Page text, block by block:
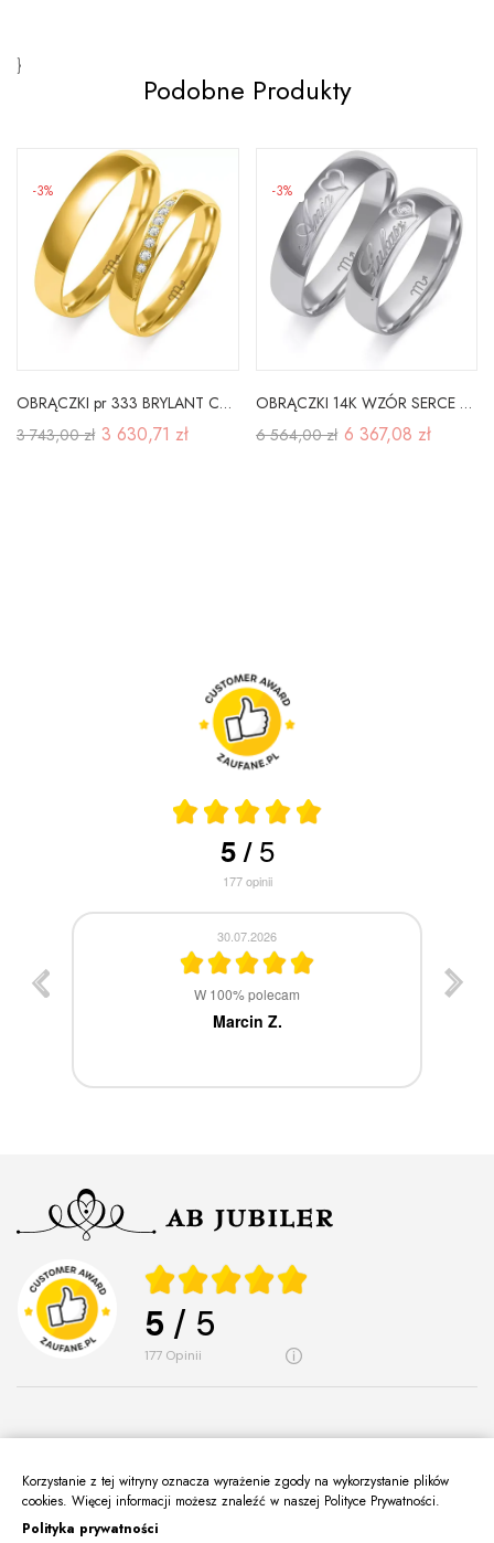
}
Podobne Produkty
-3%
OBRĄCZKI pr 333 BRYLANT CYRKONIA SOCZEWKA GRAWER
3 743,00 zł 3 630,71 zł
-3%
OBRĄCZKI 14K WZÓR SERCE BRYLANT BIAŁE ZŁOTO O-378
6 564,00 zł 6 367,08 zł
5/5
177opinii
30.07.2026
W 100% polecam
Marcin Z.
5 / 5
177 opinii
O Nas
Korzystanie z tej witryny oznacza wyrażenie zgody na wykorzystanie plików
cookies. Więcej informacji możesz znaleźć w naszej Polityce Prywatności.
Polityka prywatności